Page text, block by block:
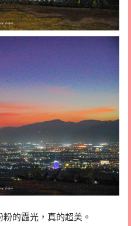
的霞光，真的超美。